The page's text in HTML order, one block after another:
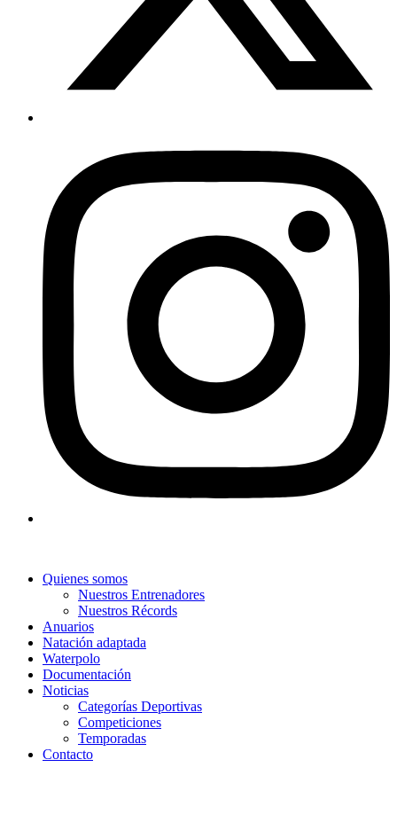
Quienes somos
Nuestros Entrenadores
Nuestros Récords
Anuarios
Natación adaptada
Waterpolo
Documentación
Noticias
Categorías Deportivas
Competiciones
Temporadas
Contacto